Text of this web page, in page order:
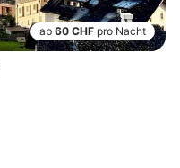
ab 60 CHF pro Nacht